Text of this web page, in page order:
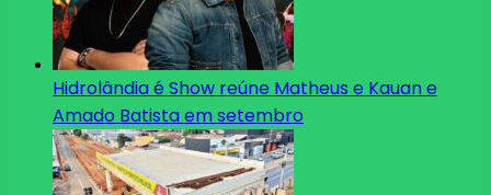
Hidrolândia é Show reúne Matheus e Kauan e
Amado Batista em setembro